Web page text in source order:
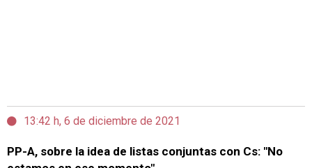
13:42 h, 6 de diciembre de 2021
PP-A, sobre la idea de listas conjuntas con Cs: "No